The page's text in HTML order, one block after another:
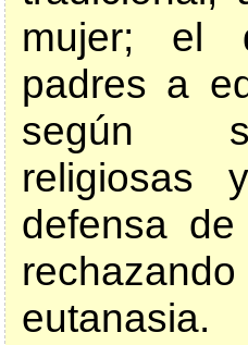
mujer; el
padres a
según
religiosas
defensa
eutanasia.